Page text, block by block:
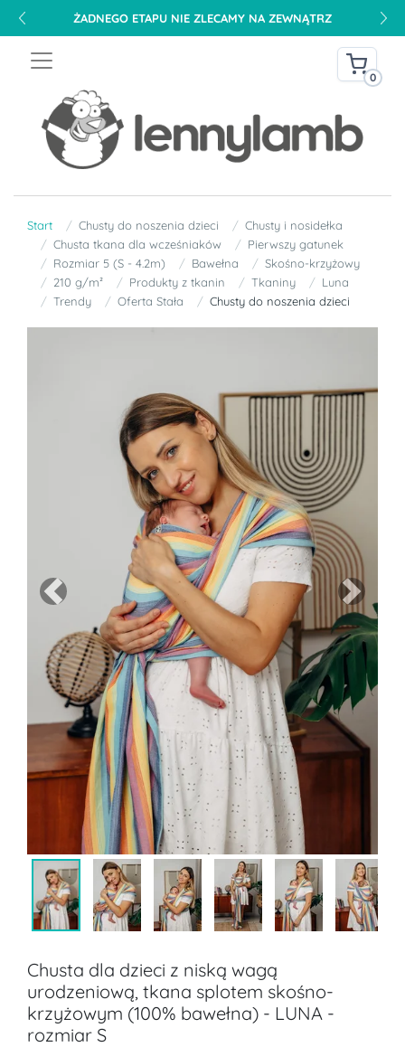
ŻADNEGO ETAPU NIE ZLECAMY NA ZEWNĄTRZ
0
Start Chusty do noszenia dzieci
Chusty i nosidełka
Chusta tkana dla wcześniaków
Pierwszy gatunek
Rozmiar 5 (S - 4.2m)
Bawełna
Skośno-krzyżowy
210 g/m²
Produkty z tkanin Tkaniny
Luna
Trendy
Oferta Stała Chusty do noszenia dzieci
Previous Next
Chusta dla dzieci z niską wagą
urodzeniową, tkana splotem skośno-
krzyżowym (100% bawełna) - LUNA -
rozmiar S